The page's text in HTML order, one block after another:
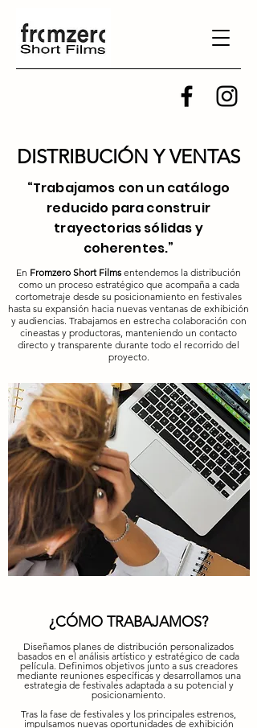
DISTRIBUCIÓN Y VENTAS
“Trabajamos con un catálogo
reducido para construir
trayectorias sólidas y
coherentes.”
En Fromzero Short Films entendemos la distribución
como un proceso estratégico que acompaña a cada
cortometraje desde su posicionamiento en festivales
hasta su expansión hacia nuevas ventanas de exhibición
y audiencias. Trabajamos en estrecha colaboración con
cineastas y productoras, manteniendo un contacto
directo y transparente durante todo el recorrido del
proyecto.
¿CÓMO TRABAJAMOS?
Diseñamos planes de distribución personalizados
basados en el análisis artístico y estratégico de cada
película. Definimos objetivos junto a sus creadores
mediante reuniones específicas y desarrollamos una
estrategia de festivales adaptada a su potencial y
posicionamiento.
Tras la fase de festivales y los principales estrenos,
impulsamos nuevas oportunidades de exhibición